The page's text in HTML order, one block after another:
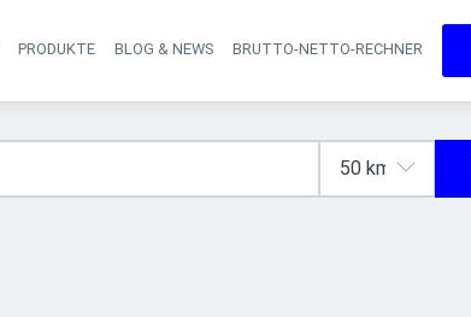
Haupt-Navigation
PRODUKTE BLOG & NEWS BRUTTO-NETTO-RECHNER